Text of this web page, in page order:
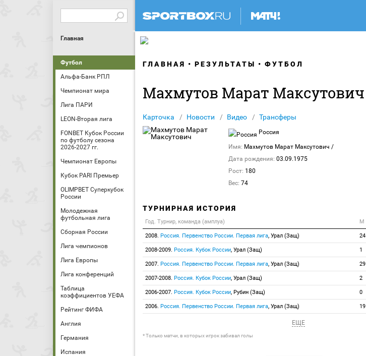
Главная
Футбол
Альфа-Банк РПЛ
Чемпионат мира
Лига ПАРИ
LEON-Вторая лига
FONBET Кубок России
по футболу сезона
2026-2027 гг.
Чемпионат Европы
Кубок PARI Премьер
OLIMPBET Суперкубок
России
Молодежная
футбольная лига
Сборная России
Лига чемпионов
Лига Европы
Лига конференций
Таблица
коэффициентов УЕФА
Рейтинг ФИФА
Англия
Германия
Испания
ГЛАВНАЯ РЕЗУЛЬТАТЫ ФУТБОЛ
Махмутов Марат Максутович
Карточка Новости Видео Трансферы
Россия
Имя: Махмутов Марат Максутович /
Дата рождения: 03.09.1975
Рост: 180
Вес: 74
ТУРНИРНАЯ ИСТОРИЯ
Год. Турнир, команда (амплуа) М
2008. Россия. Первенство России. Первая лига, Урал (Защ) 24
2008-2009. Россия. Кубок России, Урал (Защ) 1
2007. Россия. Первенство России. Первая лига, Урал (Защ) 29
2007-2008. Россия. Кубок России, Урал (Защ) 2
2006-2007. Россия. Кубок России, Рубин (Защ) 0
2006. Россия. Первенство России. Первая лига, Урал (Защ) 19
ЕЩЕ
* Только матчи, в которых игрок забивал голы